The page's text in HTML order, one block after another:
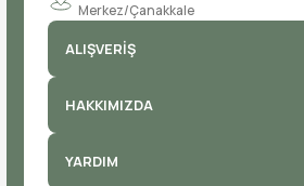
Merkez/Çanakkale
ALIŞVERİŞ
HAKKIMIZDA
YARDIM